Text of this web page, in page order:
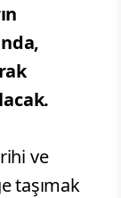
ve
taşımak